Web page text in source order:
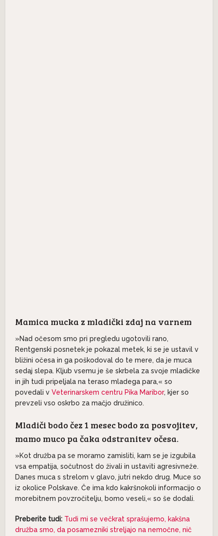
Mamica mucka z mladički zdaj na varnem
»Nad očesom smo pri pregledu ugotovili rano,
Rentgenski posnetek je pokazal metek, ki se je ustavil v
bližini očesa in ga poškodoval do te mere, da je muca
sedaj slepa. Kljub vsemu je še skrbela za svoje mladičke
in jih tudi pripeljala na teraso mladega para,« so
povedali vVeterinarskem centru Pika Maribor, kjer so
prevzeli vso oskrbo za mačjo družinico.
Mladiči bodo čez 1 mesec bodo za posvojitev,
mamo muco pa čaka odstranitev očesa.
»Kot družba pa se moramo zamisliti, kam se je izgubila
vsa empatija, sočutnost do živali in ustaviti agresivneže.
Danes muca s strelom v glavo, jutri nekdo drug. Muce so
iz okolice Polskave. Če ima kdo kakršnokoli informacijo o
morebitnem povzročitelju, bomo veseli,« so še dodali.
Preberite tudi: Tudi mi se večkrat sprašujemo, kakšna
družba smo, da posamezniki streljajo na nemočne, nič